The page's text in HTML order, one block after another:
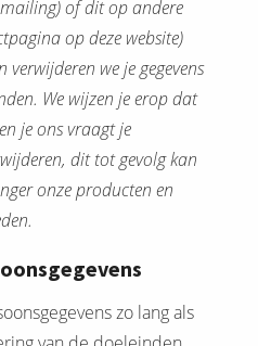
of dit op andere
op deze website)
we je gegevens
We wijzen je erop dat
je ons vraagt je
dit tot gevolg kan
onze producten en
zo lang als